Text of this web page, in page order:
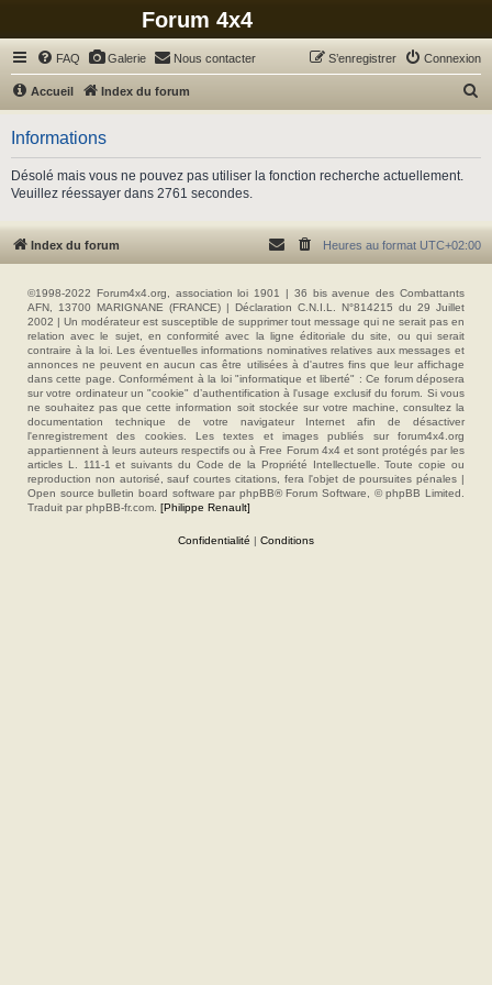
Forum 4x4
FAQ Galerie Nous contacter Connexion
S’enregistrer
Accueil Index du forum
c
Informations
Désolé mais vous ne pouvez pas utiliser la fonction recherche actuellement.
Veuillez réessayer dans 2761 secondes.
Index du forum Heures au format UTC+02:00
©1998-2022 Forum4x4.org, association loi 1901 | 36 bis avenue des Combattants
AFN, 13700 MARIGNANE (FRANCE) | Déclaration C.N.I.L. N°814215 du 29 Juillet
2002 | Un modérateur est susceptible de supprimer tout message qui ne serait pas en
relation avec le sujet, en conformité avec la ligne éditoriale du site, ou qui serait
contraire à la loi. Les éventuelles informations nominatives relatives aux messages et
annonces ne peuvent en aucun cas être utilisées à d'autres fins que leur affichage
dans cette page. Conformément à la loi "informatique et liberté" : Ce forum déposera
sur votre ordinateur un "cookie" d’authentification à l'usage exclusif du forum. Si vous
ne souhaitez pas que cette information soit stockée sur votre machine, consultez la
documentation technique de votre navigateur Internet afin de désactiver
l'enregistrement des cookies. Les textes et images publiés sur forum4x4.org
appartiennent à leurs auteurs respectifs ou à Free Forum 4x4 et sont protégés par les
articles L. 111-1 et suivants du Code de la Propriété Intellectuelle. Toute copie ou
reproduction non autorisé, sauf courtes citations, fera l'objet de poursuites pénales |
Open source bulletin board software par phpBB® Forum Software, © phpBB Limited.
Traduit par phpBB-fr.com. [Philippe Renault]
Confidentialité | Conditions